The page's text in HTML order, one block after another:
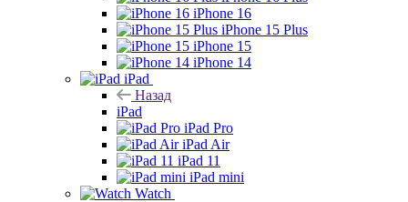
iPhone 16
iPhone 15 Plus
iPhone 15
iPhone 14
iPad
Назад
iPad
iPad Pro
iPad Air
iPad 11
iPad mini
Watch